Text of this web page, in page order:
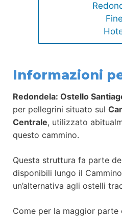
Fine
Informazioni
Redondela: Ostello
per pellegrini situato sul
Centrale, utilizzato
questo cammino.
Questa struttura fa parte
disponibili lungo il
un’alternativa agli ostelli
Come per la maggior parte